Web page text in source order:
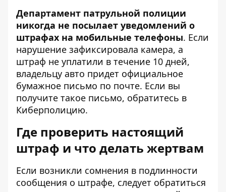
Департамент патрульной полиции
никогда не посылает уведомлений о
штрафах на мобильные телефоны. Если
нарушение зафиксировала камера, а
штраф не уплатили в течение 10 дней,
владельцу авто придет официальное
бумажное письмо по почте. Если вы
получите такое письмо, обратитесь в
Киберполицию.
Где проверить настоящий
штраф и что делать жертвам
Если возникли сомнения в подлинности
сообщения о штрафе, следует обратиться